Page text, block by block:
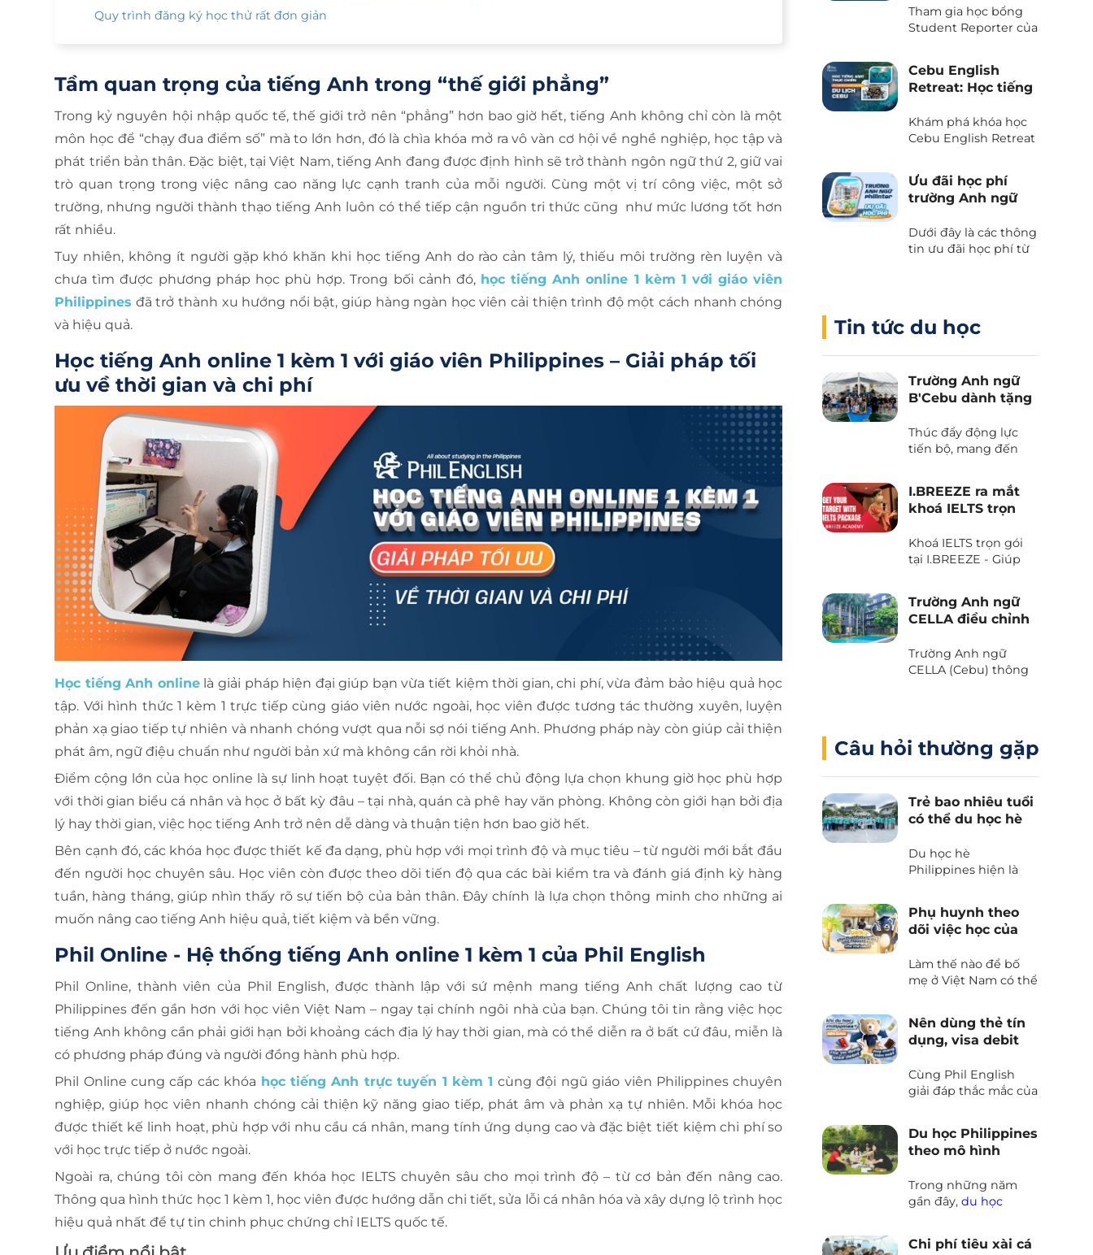
Quy trình đăng ký học thử rất đơn giản
Tầm quan trọng của tiếng Anh trong “thế giới phẳng”
Trong kỷ nguyên hội nhập quốc tế, thế giới trở nên “phẳng” hơn bao giờ hết, tiếng Anh không chỉ còn là một
môn học để “chạy đua điểm số” mà to lớn hơn, đó là chìa khóa mở ra vô vàn cơ hội về nghề nghiệp, học tập và
phát triển bản thân. Đặc biệt, tại Việt Nam, tiếng Anh đang được định hình sẽ trở thành ngôn ngữ thứ 2, giữ vai
trò quan trọng trong việc nâng cao năng lực cạnh tranh của mỗi người. Cùng một vị trí công việc, một sở
trường, nhưng người thành thạo tiếng Anh luôn có thể tiếp cận nguồn tri thức cũng như mức lương tốt hơn
rất nhiều.
Tuy nhiên, không ít người gặp khó khăn khi học tiếng Anh do rào cản tâm lý, thiếu môi trường rèn luyện và
chưa tìm được phương pháp học phù hợp. Trong bối cảnh đó, học tiếng Anh online 1 kèm 1 với giáo viên
Philippines đã trở thành xu hướng nổi bật, giúp hàng ngàn học viên cải thiện trình độ một cách nhanh chóng
và hiệu quả.
Học tiếng Anh online 1 kèm 1 với giáo viên Philippines – Giải pháp tối
ưu về thời gian và chi phí
Học tiếng Anh onlinelà giải pháp hiện đại giúp bạn vừa tiết kiệm thời gian, chi phí, vừa đảm bảo hiệu quả học
tập. Với hình thức 1 kèm 1 trực tiếp cùng giáo viên nước ngoài, học viên được tương tác thường xuyên, luyện
phản xạ giao tiếp tự nhiên và nhanh chóng vượt qua nỗi sợ nói tiếng Anh. Phương pháp này còn giúp cải thiện
phát âm, ngữ điệu chuẩn như người bản xứ mà không cần rời khỏi nhà.
Điểm cộng lớn của học online là sự linh hoạt tuyệt đối. Bạn có thể chủ động lựa chọn khung giờ học phù hợp
với thời gian biểu cá nhân và học ở bất kỳ đâu – tại nhà, quán cà phê hay văn phòng. Không còn giới hạn bởi địa
lý hay thời gian, việc học tiếng Anh trở nên dễ dàng và thuận tiện hơn bao giờ hết.
Bên cạnh đó, các khóa học được thiết kế đa dạng, phù hợp với mọi trình độ và mục tiêu – từ người mới bắt đầu
đến người học chuyên sâu. Học viên còn được theo dõi tiến độ qua các bài kiểm tra và đánh giá định kỳ hàng
tuần, hàng tháng, giúp nhìn thấy rõ sự tiến bộ của bản thân. Đây chính là lựa chọn thông minh cho những ai
muốn nâng cao tiếng Anh hiệu quả, tiết kiệm và bền vững.
Phil Online - Hệ thống tiếng Anh online 1 kèm 1 của Phil English
Phil Online, thành viên của Phil English, được thành lập với sứ mệnh mang tiếng Anh chất lượng cao từ
Philippines đến gần hơn với học viên Việt Nam – ngay tại chính ngôi nhà của bạn. Chúng tôi tin rằng việc học
tiếng Anh không cần phải giới hạn bởi khoảng cách địa lý hay thời gian, mà có thể diễn ra ở bất cứ đâu, miễn là
có phương pháp đúng và người đồng hành phù hợp.
Phil Online cung cấp các khóa học tiếng Anh trực tuyến 1 kèm 1 cùng đội ngũ giáo viên Philippines chuyên
nghiệp, giúp học viên nhanh chóng cải thiện kỹ năng giao tiếp, phát âm và phản xạ tự nhiên. Mỗi khóa học
được thiết kế linh hoạt, phù hợp với nhu cầu cá nhân, mang tính ứng dụng cao và đặc biệt tiết kiệm chi phí so
với học trực tiếp ở nước ngoài.
Ngoài ra, chúng tôi còn mang đến khóa học IELTS chuyên sâu cho mọi trình độ – từ cơ bản đến nâng cao.
Thông qua hình thức học 1 kèm 1, học viên được hướng dẫn chi tiết, sửa lỗi cá nhân hóa và xây dựng lộ trình học
hiệu quả nhất để tự tin chinh phục chứng chỉ IELTS quốc tế.
50% học phí và chi
phí ăn ở
Tham gia học bổng
Student Reporter của
trình độc quyền chỉ
có tại Phil English -
học phí, tiết kiệm tối
đa khi du học.
Cebu English
Retreat: Học tiếng
lịch trải nghiệm
tại thiên đường
Khám phá khóa học
Cebu English Retreat
kết giữa Cebu Blue
Ocean Academy và
Phil English – Học
kết hợp du lịch, và
trải nghiệm văn hóa
Ưu đãi học phí
trường Anh ngữ
Dưới đây là các thông
tin ưu đãi học phí từ
Tin tức du học
Trường Anh ngữ
B'Cebu dành tặng
Island Day”
Thúc đẩy động lực
tiến bộ, mang đến
văn hoá và tận hưởng
thiên nhiên tươi đẹp
của biển trời Cebu
Island Day” do trường
Anh ngữ B’Cebu
sẵn sàng chưa?
I.BREEZE ra mắt
khoá IELTS trọn
Khoá IELTS trọn gói
tại I.BREEZE - Giúp
Trường Anh ngữ
CELLA điều chỉnh
học phí 2025
Trường Anh ngữ
CELLA (Cebu) thông
Câu hỏi thường gặp
Trẻ bao nhiêu tuổi
có thể du học hè
Du học hè
Philippines hiện là
huynh Việt Nam
mong muốn giúp
năng tiếng Anh kết
hợp rèn luyện kỹ
trong những câu hỏi
khiến nhiều ba mẹ
băn khoăn đó là “Trẻ
thể tham gia trại hè
Philippines?”
Phụ huynh theo
dõi việc học của
Philippines như
thế nào?
Làm thế nào để bố
mẹ ở Việt Nam có thể
học tập và sinh hoạt
của con hàng ngày
khi tham gia du học
trình phối hợp và báo
cáo giữa Phil English
như thế nào?
Nên dùng thẻ tín
dụng, visa debit
mặt khi du học
Philippines
Cùng Phil English
giải đáp thắc mắc của
tiếng Anh tại
Philippines
Du học Philippines
theo mô hình
Trong những năm
gần đây,du học
biến đối với nhiều
Chi phí tiêu xài cá